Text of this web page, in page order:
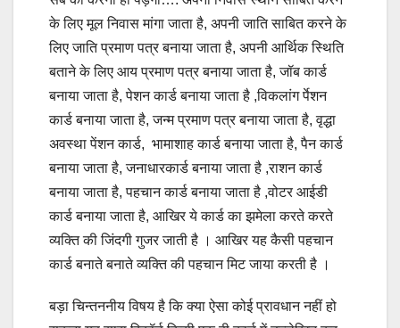
के लिए मूल निवास मांगा जाता है, अपनी जाति साबित करने के
लिए जाति प्रमाण पत्र बनाया जाता है, अपनी आर्थिक स्थिति
बताने के लिए आय प्रमाण पत्र बनाया जाता है, जॉब कार्ड
बनाया जाता है, पेशन कार्ड बनाया जाता है ,विकलांग र्पेशन
कार्ड बनाया जाता है, जन्म प्रमाण पत्र बनाया जाता है, वृद्धा
अवस्था पेंशन कार्ड, भामाशाह कार्ड बनाया जाता है, पैन कार्ड
बनाया जाता है, जनाधारकार्ड बनाया जाता है ,राशन कार्ड
बनाया जाता है, पहचान कार्ड बनाया जाता है ,वोटर आईडी
कार्ड बनाया जाता है, आखिर ये कार्ड का झमेला करते करते
व्यक्ति की जिंदगी गुजर जाती है । आखिर यह कैसी पहचान
कार्ड बनाते बनाते व्यक्ति की पहचान मिट जाया करती है ।
बड़ा चिन्तननीय विषय है कि क्या ऐसा कोई प्रावधान नहीं हो